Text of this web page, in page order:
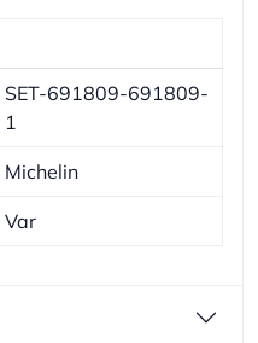
SET-691809-691809-
1
Michelin
Var